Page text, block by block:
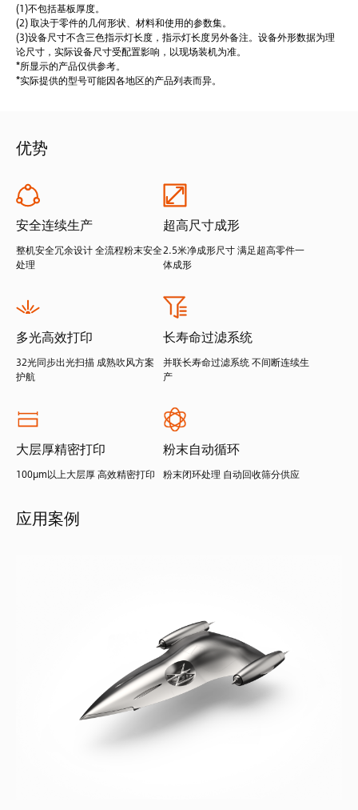
(1)不包括基板厚度。
(2) 取决于零件的几何形状、材料和使用的参数集。
(3)设备尺寸不含三色指示灯长度，指示灯长度另外备注。设备外形数据为理
论尺寸，实际设备尺寸受配置影响，以现场装机为准。
*所显示的产品仅供参考。
*实际提供的型号可能因各地区的产品列表而异。
优势
安全连续生产
整机安全冗余设计 全流程粉末安全
处理
超高尺寸成形
2.5米净成形尺寸 满足超高零件一
体成形
多光高效打印
32光同步出光扫描 成熟吹风方案
护航
长寿命过滤系统
并联长寿命过滤系统 不间断连续生
产
大层厚精密打印
100μm以上大层厚 高效精密打印
粉末自动循环
粉末闭环处理 自动回收筛分供应
应用案例